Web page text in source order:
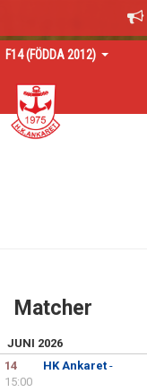
F14 (FÖDDA 2012)
HEM
DOKUMENT
Matcher
JUNI 2026
14
15:00
HK Ankaret -